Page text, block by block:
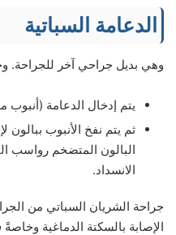
الدعامة السباتية
وهي بديل جراحي آخر للجراحة.
يتم إدخال الدعامة
ثم يتم نفخ الأنبوب ببالون
البالون المتضخم رواسب
الانسداد.
جراحة الشريان السباتي من
الإصابة بالسكتة الدماغية